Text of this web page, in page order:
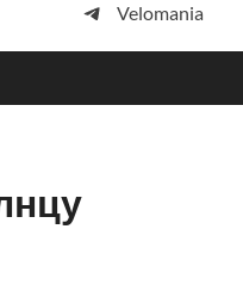
просто
Velomania